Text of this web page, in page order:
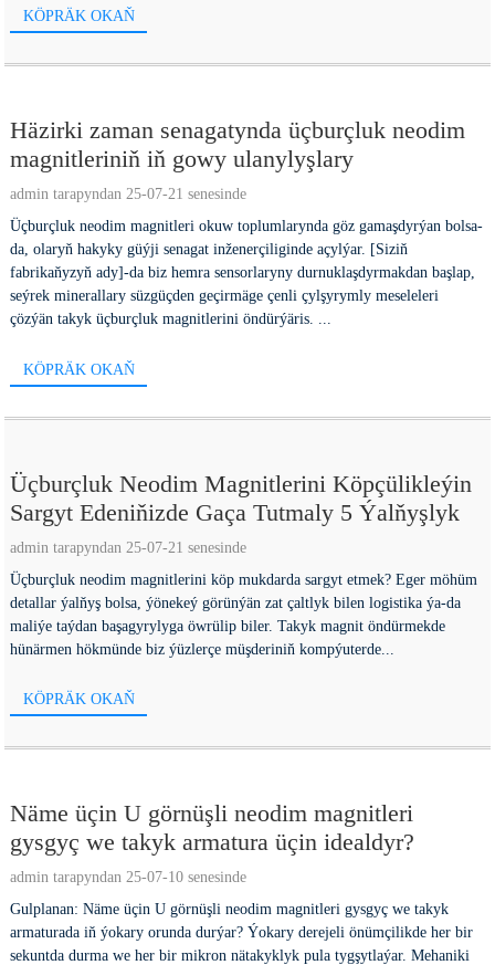
KÖPRÄK OKAŇ
Häzirki zaman senagatynda üçburçluk neodim
magnitleriniň iň gowy ulanylyşlary
admin tarapyndan 25-07-21 senesinde
Üçburçluk neodim magnitleri okuw toplumlarynda göz gamaşdyrýan bolsa-
da, olaryň hakyky güýji senagat inženerçiliginde açylýar. [Siziň
fabrikaňyzyň ady]-da biz hemra sensorlaryny durnuklaşdyrmakdan başlap,
seýrek minerallary süzgüçden geçirmäge çenli çylşyrymly meseleleri
çözýän takyk üçburçluk magnitlerini öndürýäris. ...
KÖPRÄK OKAŇ
Üçburçluk Neodim Magnitlerini Köpçülikleýin
Sargyt Edeniňizde Gaça Tutmaly 5 Ýalňyşlyk
admin tarapyndan 25-07-21 senesinde
Üçburçluk neodim magnitlerini köp mukdarda sargyt etmek? Eger möhüm
detallar ýalňyş bolsa, ýönekeý görünýän zat çaltlyk bilen logistika ýa-da
maliýe taýdan başagyrylyga öwrülip biler. Takyk magnit öndürmekde
hünärmen hökmünde biz ýüzlerçe müşderiniň kompýuterde...
KÖPRÄK OKAŇ
Näme üçin U görnüşli neodim magnitleri
gysgyç we takyk armatura üçin idealdyr?
admin tarapyndan 25-07-10 senesinde
Gulplanan: Näme üçin U görnüşli neodim magnitleri gysgyç we takyk
armaturada iň ýokary orunda durýar? Ýokary derejeli önümçilikde her bir
sekuntda durma we her bir mikron nätakyklyk pula tygşytlaýar. Mehaniki